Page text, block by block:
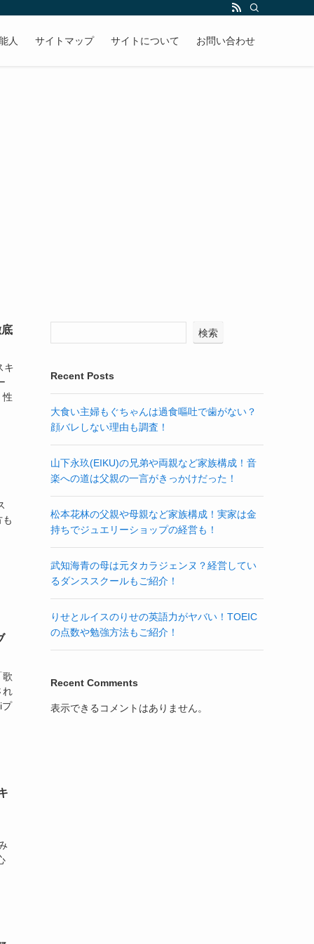
人 サイトマップ サイトについて お問い合わせ
キ
性
歌
れ
プ
検索
Recent Posts
大食い主婦もぐちゃんは過食嘔吐で歯がない？
顔バレしない理由も調査！
山下永玖(EIKU)の兄弟や両親など家族構成！音
楽への道は父親の一言がきっかけだった！
松本花林の父親や母親など家族構成！実家は金
持ちでジュエリーショップの経営も！
武知海青の母は元タカラジェンヌ？経営してい
るダンススクールもご紹介！
りせとルイスのりせの英語力がヤバい！TOEIC
の点数や勉強方法もご紹介！
Recent Comments
表示できるコメントはありません。